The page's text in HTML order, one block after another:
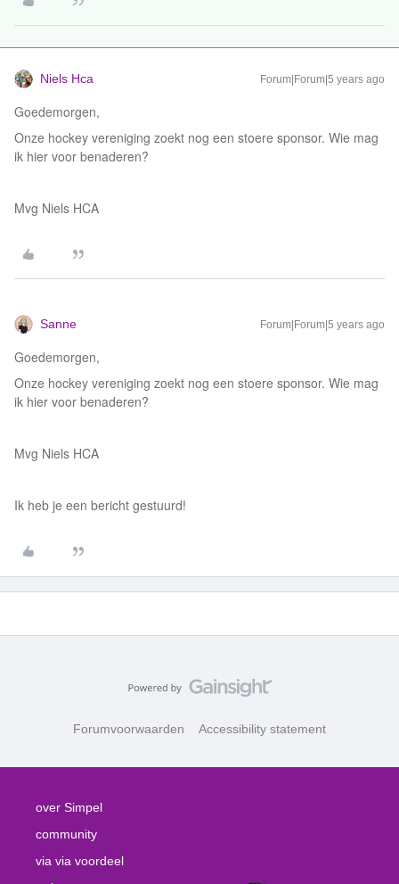
Niels Hca Forum|Forum|5 years ago
Goedemorgen,
Onze hockey vereniging zoekt nog een stoere sponsor. Wie mag
ik hier voor benaderen?
Mvg Niels HCA
Sanne Forum|Forum|5 years ago
Goedemorgen,
Onze hockey vereniging zoekt nog een stoere sponsor. Wie mag
ik hier voor benaderen?
Mvg Niels HCA
Ik heb je een bericht gestuurd!
Forumvoorwaarden Accessibility statement
over Simpel
community
via via voordeel